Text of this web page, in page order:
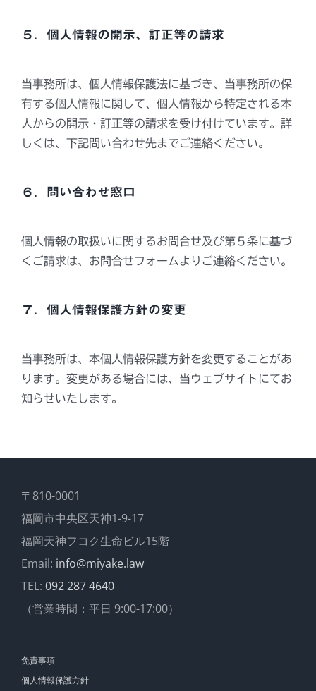
５．個人情報の開示、訂正等の請求
当事務所は、個人情報保護法に基づき、当事務所の保
有する個人情報に関して、個人情報から特定される本
人からの開示・訂正等の請求を受け付けています。詳
しくは、下記問い合わせ先までご連絡ください。
６．問い合わせ窓口
個人情報の取扱いに関するお問合せ及び第５条に基づ
くご請求は、お問合せフォームよりご連絡ください。
７．個人情報保護方針の変更
当事務所は、本個人情報保護方針を変更することがあ
ります。変更がある場合には、当ウェブサイトにてお
知らせいたします。
〒810-0001
福岡市中央区天神1-9-17
福岡天神フコク生命ビル15階
Email: info@miyake.law
TEL: 092 287 4640
（営業時間：平日 9:00-17:00）
免責事項
個人情報保護方針